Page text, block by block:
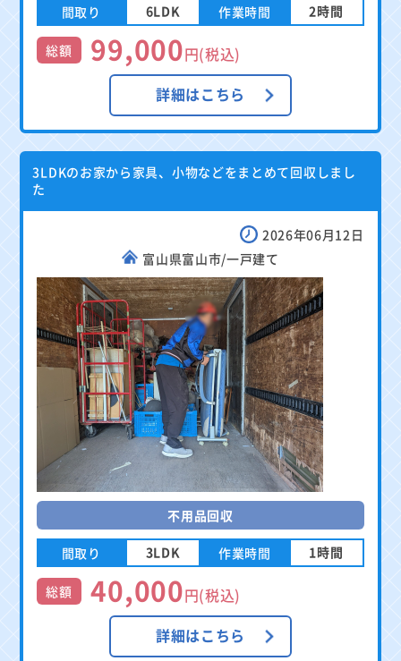
間取り 6LDK 作業時間 2時間
総額 99,000円(税込)
詳細はこちら
3LDKのお家から家具、小物などをまとめて回収しまし
た
2026年06月12日
富山県富山市/一戸建て
不用品回収
間取り 3LDK 作業時間 1時間
総額 40,000円(税込)
詳細はこちら